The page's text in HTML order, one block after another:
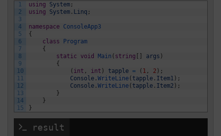
1
2
3
4
5
6
7
8
9
10
11
12
13
14
15
using System;
using
System. Linq ;
namespace
ConsoleApp3
{
class
Program
{
static
void Main ( string [ ] args )
{
( int , int ) tapple = ( 1 , 2 ) ;
Console. WriteLine( tapple. Item1 ) ;
Console. WriteLine( tapple. Item2 ) ;
}
}
}
result